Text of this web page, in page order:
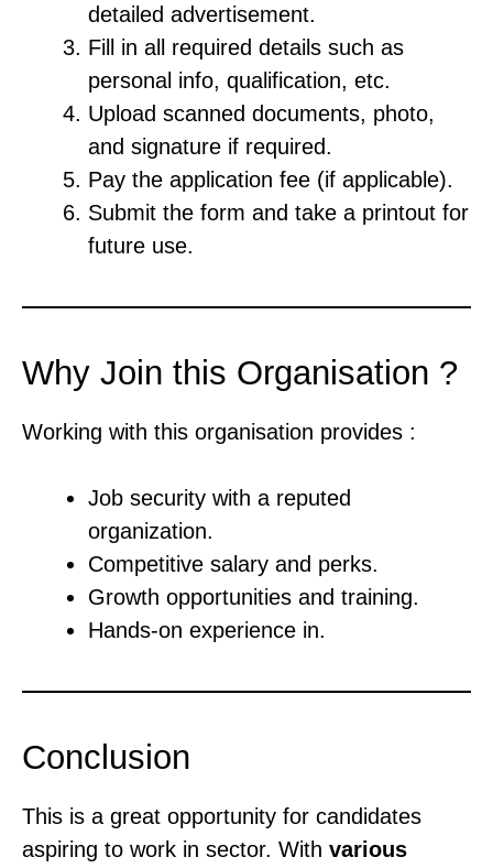
detailed advertisement.
Fill in all required details such as
personal info, qualification, etc.
Upload scanned documents, photo,
and signature if required.
Pay the application fee (if applicable).
Submit the form and take a printout for
future use.
Why Join this Organisation ?
Working with this organisation provides :
Job security with a reputed
organization.
Competitive salary and perks.
Growth opportunities and training.
Hands-on experience in.
Conclusion
This is a great opportunity for candidates
aspiring to work in sector. With various